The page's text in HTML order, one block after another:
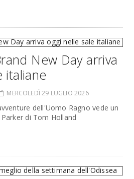
New Day arriva
italiane
MERCOLEDÌ 29 LUGLIO 2026
dell'Uomo Ragno vede un
di Tom Holland